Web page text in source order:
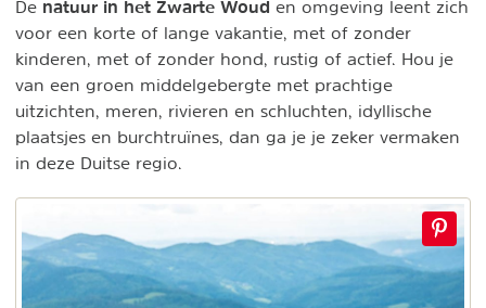
De natuur in het Zwarte Woud en omgeving leent zich
voor een korte of lange vakantie, met of zonder
kinderen, met of zonder hond, rustig of actief. Hou je
van een groen middelgebergte met prachtige
uitzichten, meren, rivieren en schluchten, idyllische
plaatsjes en burchtruïnes, dan ga je je zeker vermaken
in deze Duitse regio.